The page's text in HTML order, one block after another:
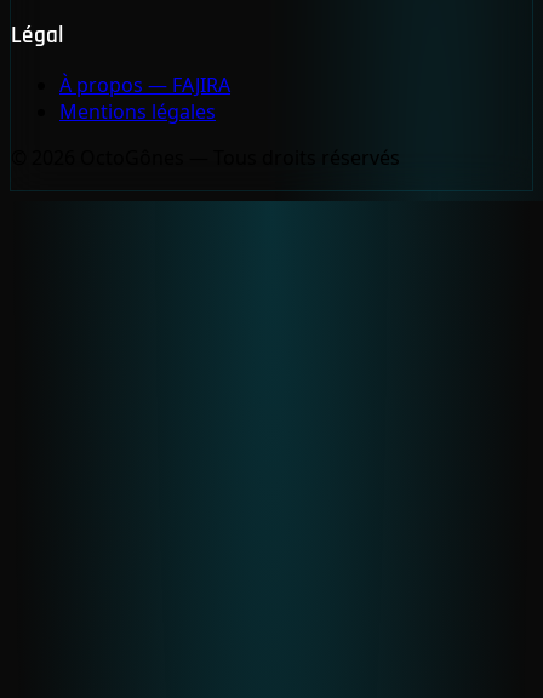
Légal
À propos — FAJIRA
Mentions légales
© 2026 OctoGônes — Tous droits réservés